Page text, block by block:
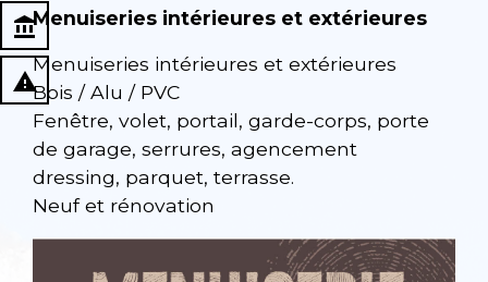
account_balance
report_problem
Menuiseries intérieures et extérieures
Menuiseries intérieures et extérieures
Bois / Alu / PVC
Fenêtre, volet, portail, garde-corps, porte
de garage, serrures, agencement
dressing, parquet, terrasse.
Neuf et rénovation